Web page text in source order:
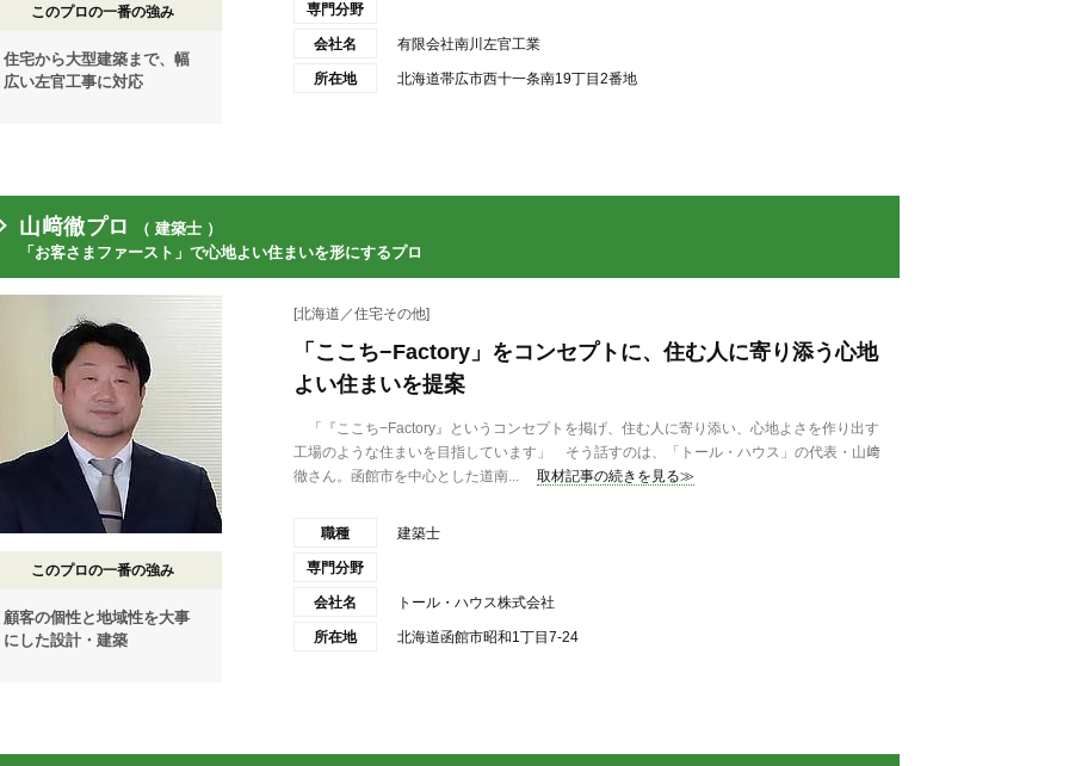
このプロの一番の強み
住宅から大型建築まで、幅
広い左官工事に対応
専門分野
会社名 有限会社南川左官工業
所在地 北海道帯広市西十一条南19丁目2番地
山﨑徹プロ
（ 建築士 ）
「お客さまファースト」で心地よい住まいを形にするプロ
このプロの一番の強み
顧客の個性と地域性を大事
にした設計・建築
[北海道／住宅その他]
「ここち−Factory」をコンセプトに、住む人に寄り添う心地
よい住まいを提案
「『ここち−Factory』というコンセプトを掲げ、住む人に寄り添い、心地よさを作り出す
工場のような住まいを目指しています」 そう話すのは、「トール・ハウス」の代表・山﨑
徹さん。函館市を中心とした道南...
取材記事の続きを見る≫
職種 建築士
専門分野
会社名 トール・ハウス株式会社
所在地 北海道函館市昭和1丁目7-24